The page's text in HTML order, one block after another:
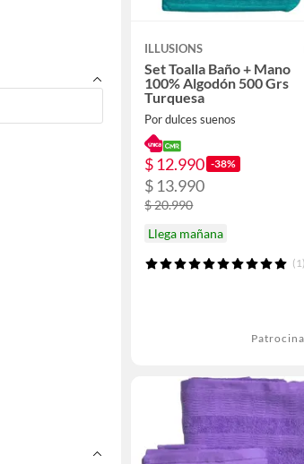
ILLUSIONS
Set Toalla Baño + Mano
100% Algodón 500 Grs
Turquesa
Por dulces suenos
$ 12.990 -38%
$ 13.990
$ 20.990
Llega mañana
(1)